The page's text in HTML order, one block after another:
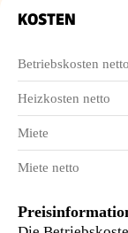
KOSTEN
Betriebskosten netto
Heizkosten netto
Miete
Miete netto